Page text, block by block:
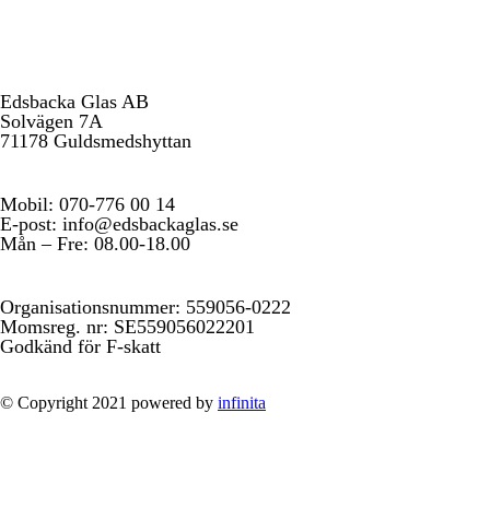
Edsbacka Glas AB
Solvägen 7A
71178 Guldsmedshyttan
Mobil: 070-776 00 14
E-post: info@edsbackaglas.se
Mån – Fre: 08.00-18.00
Organisationsnummer: 559056-0222
Momsreg. nr: SE559056022201
Godkänd för F-skatt
© Copyright 2021 powered by infinita